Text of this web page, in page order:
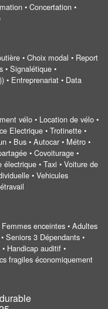
• Concertation •
• Choix modal • Report
• Signalétique •
• Entreprenariat • Data
vélo • Location de vélo •
Electrique • Trotinette •
• Bus • Autocar • Métro •
• Covoiturage •
• Taxi • Voiture de
• Vehicules
enceintes • Adultes
Seniors 3 Dépendants •
Handicap auditif •
fragiles économiquement